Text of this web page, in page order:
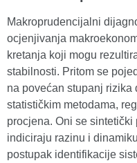
Makroprudencijalni
ocjenjivanja
kretanja koji mogu
stabilnosti. Pritom se
na povećan stupanj
statističkim metodama,
procjena. Oni se
indiciraju razinu i
postupak identifikacije